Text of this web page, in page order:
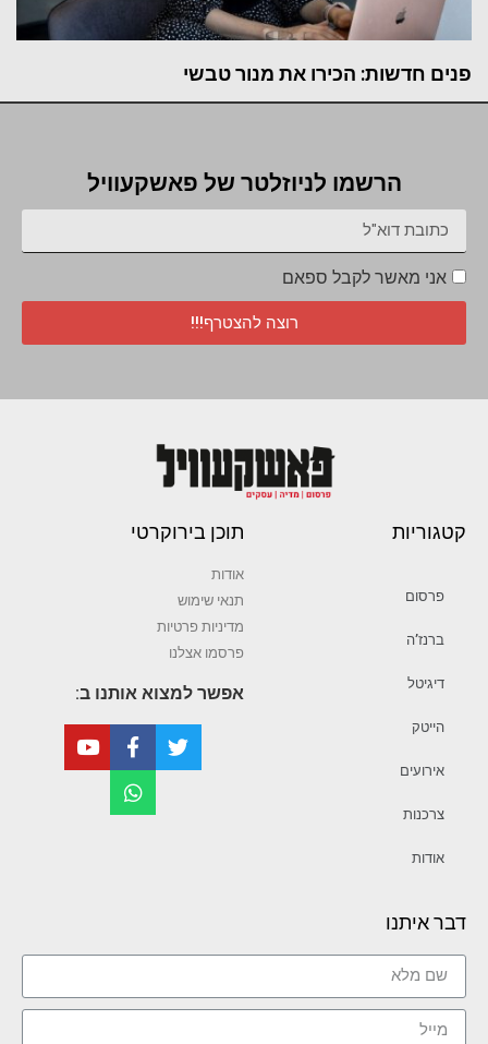
פנים חדשות: הכירו את מנור טבשי
הרשמו לניוזלטר של פאשקעוויל
אני מאשר לקבל ספאם
רוצה להצטרף!!!
קטגוריות
פרסום
ברנז’ה
דיגיטל
הייטק
אירועים
צרכנות
אודות
תוכן בירוקרטי
אודות
תנאי שימוש
מדיניות פרטיות
פרסמו אצלנו
אפשר למצוא אותנו ב:
דבר איתנו